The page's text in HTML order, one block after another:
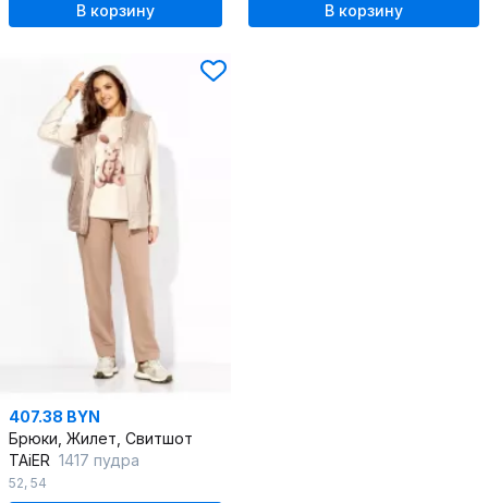
В корзину В корзину
407.38 BYN
Брюки, Жилет, Свитшот
TAiER 1417 пудра
52, 54